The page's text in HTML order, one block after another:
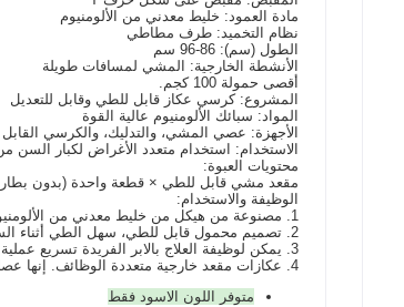
مادة العمود: خليط معدني من الألومنيوم
نظام التخميد: طرف مطاطي
الطول (سم): 86-96 سم
الأنشطة الخارجية: المشي لمسافات طويلة
أقصى حمولة 100 كجم.
المشروع: كرسي عكاز قابل للطي وقابل للتعديل
المواد: سبائك الألومنيوم عالية القوة
الأجهزة: عصي المشي، والتدليك، والكرسي
الاستخدام: استخدام متعدد الأغراض لكبار
محتويات العبوة:
مقعد مشي قابل للطي × قطعة واحدة (بدون
الوظيفة والاستخدام:
1. مصنوعة من هيكل من خليط معدني من الألومنيوم عالي القوة وبلاستيك ايه بي اس الهندسي عالي القوة، أقصى حمولة 100 كجم.
2. تصميم محمول قابل للطي، سهل الطي أثناء السفر.
3. يمكن لوظيفة العلاج بالابر الفريدة تسريع عملية التمثيل الغذائي للجسم، وتحسين الدورة الدموية وتحسين الصحة.
4. عكازات مقعد خارجية متعددة الوظائف. إنها عصا مساعدة على المشي بينما يمشي كبار السن. كما أنه مقعد مثالي للقراءة أو الصيد أو الوقوف القابل للطي.
متوفر اللون الاسود فقط